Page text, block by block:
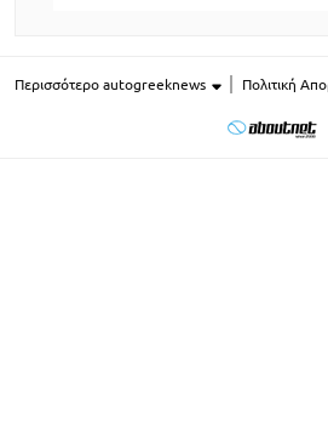
Περισσότερο autogreeknews Πολιτική